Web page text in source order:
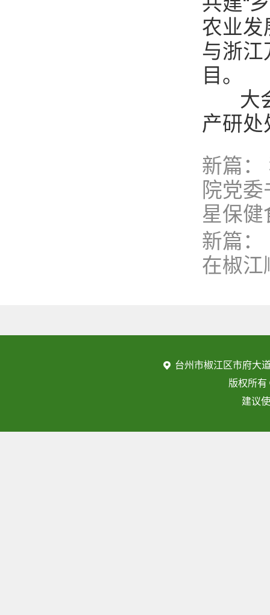
农业发
与浙江
目。
大会
产研处
新篇
院党
星保健
新篇：
在椒江
台州市椒江区市府大
版权所
建议